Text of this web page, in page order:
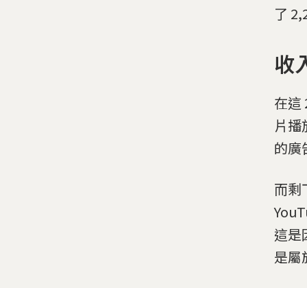
了
收
在這
片播
的廣
而剩
這是
是屬